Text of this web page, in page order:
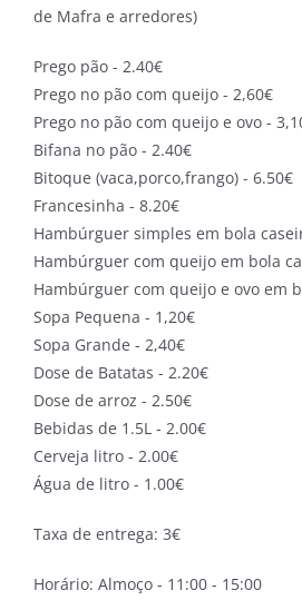
de Mafra e arredores)
Prego pão - 2.40€
Prego no pão com queijo - 2,60€
Prego no pão com queijo e ovo -
Bifana no pão - 2.40€
Bitoque (vaca,porco,frango) - 6.50€
Francesinha - 8.20€
Hambúrguer simples em bola
Hambúrguer com queijo em bola
Hambúrguer com queijo e ovo em
Sopa Pequena - 1,20€
Sopa Grande - 2,40€
Dose de Batatas - 2.20€
Dose de arroz - 2.50€
Bebidas de 1.5L - 2.00€
Cerveja litro - 2.00€
Água de litro - 1.00€
Taxa de entrega: 3€
Horário: Almoço - 11:00 - 15:00